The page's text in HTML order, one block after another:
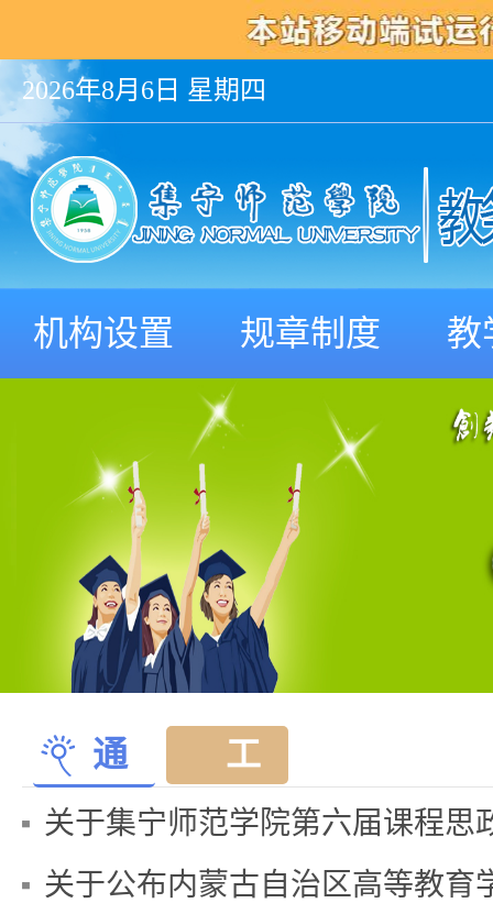
2026年8月6日 星期四
机构设置 规章制度 教
通
知
公
工
作
动
关于集宁师范学院第六届课程思
关于公布内蒙古自治区高等教育